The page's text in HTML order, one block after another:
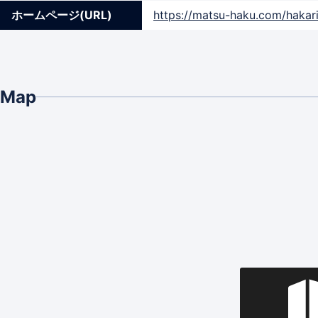
ホームページ(URL) https://matsu-haku.com/
Map